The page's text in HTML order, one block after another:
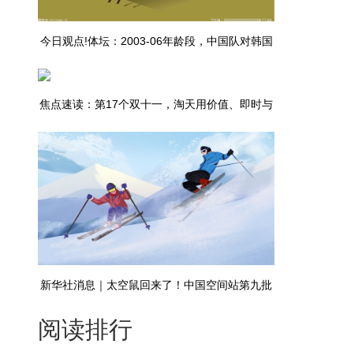
今日观点!体坛：2003-06年龄段，中国队对韩国
焦点速读：第17个双十一，淘天用价值、即时与
AI重写游戏规则
新华社消息｜太空鼠回来了！中国空间站第九批
空间科学实验样品顺利返回
阅读排行